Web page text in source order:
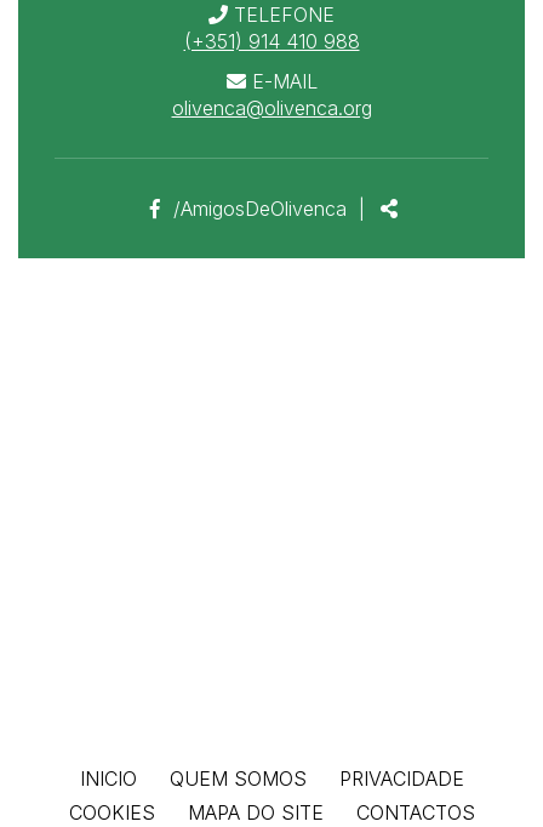
TELEFONE
(+351) 914 410 988
E-MAIL
olivenca@olivenca.org
Link
a
/AmigosDeOlivenca
INICIO QUEM SOMOS
PRIVACIDADE
COOKIES
MAPA DO SITE CONTACTOS